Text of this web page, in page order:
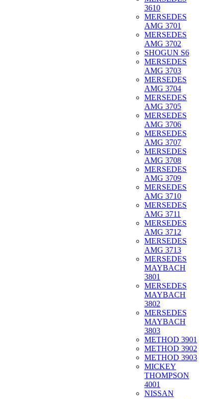
3610
MERSEDES
AMG 3701
MERSEDES
AMG 3702
SHOGUN S6
MERSEDES
AMG 3703
MERSEDES
AMG 3704
MERSEDES
AMG 3705
MERSEDES
AMG 3706
MERSEDES
AMG 3707
MERSEDES
AMG 3708
MERSEDES
AMG 3709
MERSEDES
AMG 3710
MERSEDES
AMG 3711
MERSEDES
AMG 3712
MERSEDES
AMG 3713
MERSEDES
MAYBACH
3801
MERSEDES
MAYBACH
3802
MERSEDES
MAYBACH
3803
METHOD 3901
METHOD 3902
METHOD 3903
MICKEY
THOMPSON
4001
NISSAN